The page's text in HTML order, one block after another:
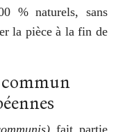
% naturels, sans
la pièce à la fin de
fait partie